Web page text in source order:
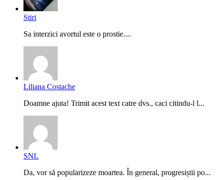
Stiri
Sa interzici avortul este o prostie....
Liliana Costache
Doamne ajuta! Trimit acest text catre dvs., caci citindu-l l...
SNL
Da, vor să popularizeze moartea. În general, progresiștii po...